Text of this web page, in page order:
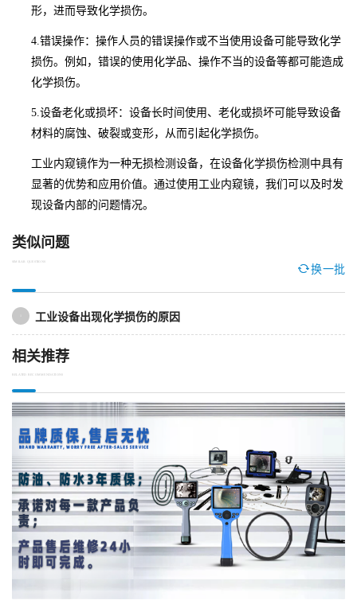
形，进而导致化学损伤。
4.错误操作：操作人员的错误操作或不当使用设备可能导致化学
损伤。例如，错误的使用化学品、操作不当的设备等都可能造成
化学损伤。
5.设备老化或损坏：设备长时间使用、老化或损坏可能导致设备
材料的腐蚀、破裂或变形，从而引起化学损伤。
工业内窥镜作为一种无损检测设备，在设备化学损伤检测中具有
显著的优势和应用价值。通过使用工业内窥镜，我们可以及时发
现设备内部的问题情况。
类似问题
SIMILAR QUESTIONS
换一批
工业设备出现化学损伤的原因
相关推荐
RELATED RECOMMENDATIONS